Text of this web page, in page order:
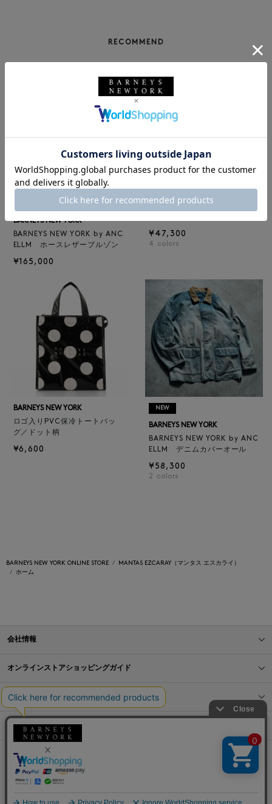
RECOMMEND
BARNEYS NEW YORK
BARNEYS NEW YORK by ANC
ELLM ホースレザーブルゾン
¥165,000
BARNEYS NEW YORK
¥47,300
4 colors
BARNEYS NEW YORK
ロゴ入りPVC保冷トートバッ
グ／ドット柄
¥6,600
NEW
BARNEYS NEW YORK
BARNEYS NEW YORK by ANC
ELLM デニムカバーオール
¥58,300
2 colors
BARNEYS NEW YORK ONLINE STORE
MANTAS EZCARAY（マンタス エスカライ）
ホーム
会社情報
オンラインストアショッピングガイド
店舗情報
サービス